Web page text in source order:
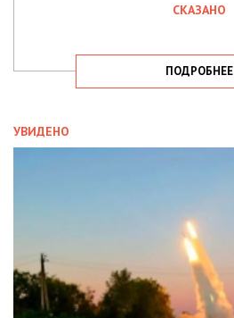
СКАЗАНО
ПОДРОБНЕЕ
УВИДЕНО